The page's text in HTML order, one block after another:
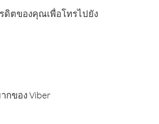
ดิตของคุณเพื่อโทรไปยัง
กของ Viber